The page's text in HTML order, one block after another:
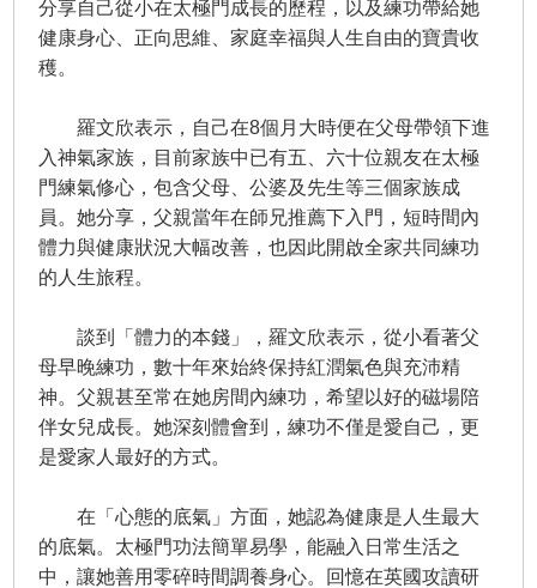
分享自己從小在太極門成長的歷程，以及練功帶給她
健康身心、正向思維、家庭幸福與人生自由的寶貴收
穫。
羅文欣表示，自己在8個月大時便在父母帶領下進
入神氣家族，目前家族中已有五、六十位親友在太極
門練氣修心，包含父母、公婆及先生等三個家族成
員。她分享，父親當年在師兄推薦下入門，短時間內
體力與健康狀況大幅改善，也因此開啟全家共同練功
的人生旅程。
談到「體力的本錢」，羅文欣表示，從小看著父
母早晚練功，數十年來始終保持紅潤氣色與充沛精
神。父親甚至常在她房間內練功，希望以好的磁場陪
伴女兒成長。她深刻體會到，練功不僅是愛自己，更
是愛家人最好的方式。
在「心態的底氣」方面，她認為健康是人生最大
的底氣。太極門功法簡單易學，能融入日常生活之
中，讓她善用零碎時間調養身心。回憶在英國攻讀研